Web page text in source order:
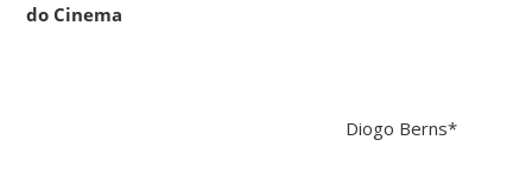
do Cinema
Diogo Berns*